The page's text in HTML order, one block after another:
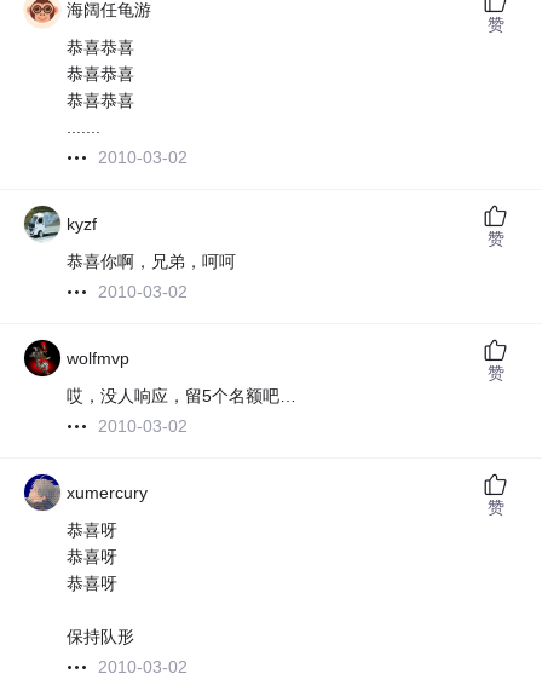
海阔任龟游
恭喜恭喜
恭喜恭喜
恭喜恭喜
2010-03-02
赞
kyzf
恭喜你啊，兄弟，呵呵
2010-03-02
赞
wolfmvp
哎，没人响应，留5个名额吧…
2010-03-02
赞
xumercury
恭喜呀
恭喜呀
恭喜呀
保持队形
2010-03-02
赞